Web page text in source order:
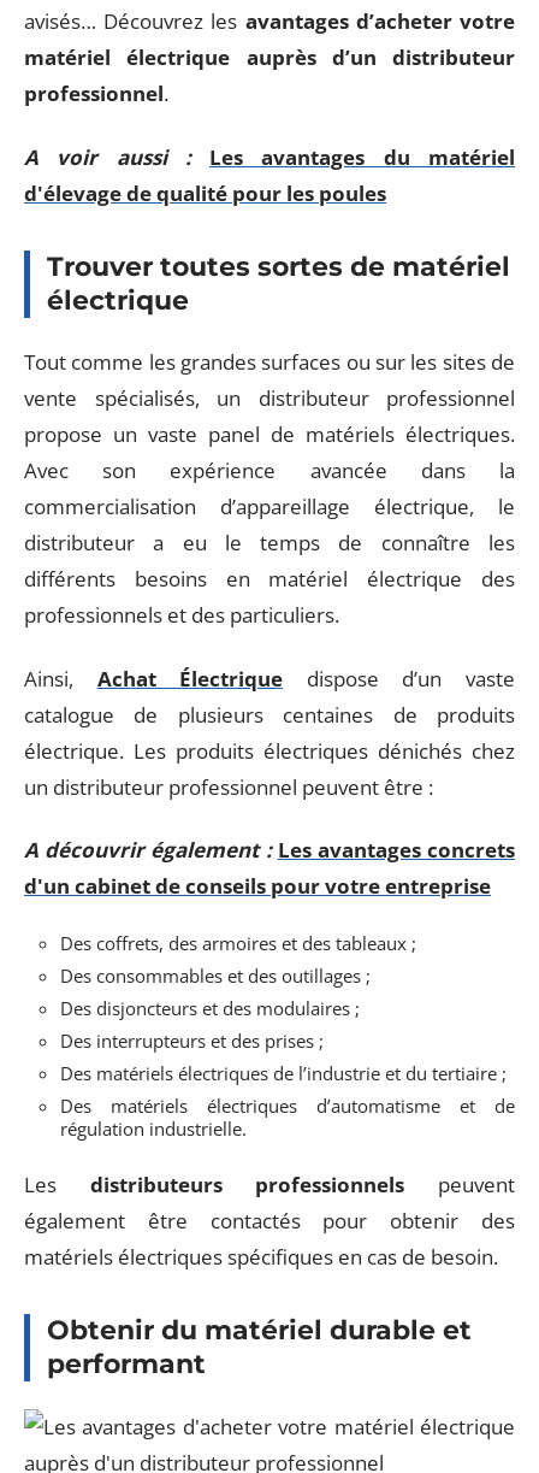
avisés… Découvrez les avantages d’acheter votre
matériel électrique auprès d’un distributeur
professionnel.
A voir aussi :
Les avantages du matériel
d'élevage de qualité pour les poules
Trouver toutes sortes de matériel
électrique
Tout comme les grandes surfaces ou sur les sites de
vente spécialisés, un distributeur professionnel
propose un vaste panel de matériels électriques.
Avec son expérience avancée dans la
commercialisation d’appareillage électrique, le
distributeur a eu le temps de connaître les
différents besoins en matériel électrique des
professionnels et des particuliers.
Ainsi, Achat Électrique dispose d’un vaste
catalogue de plusieurs centaines de produits
électrique. Les produits électriques dénichés chez
un distributeur professionnel peuvent être :
A découvrir également : Les avantages concrets
d'un cabinet de conseils pour votre entreprise
Des coffrets, des armoires et des tableaux ;
Des consommables et des outillages ;
Des disjoncteurs et des modulaires ;
Des interrupteurs et des prises ;
Des matériels électriques de l’industrie et du tertiaire ;
Des matériels électriques d’automatisme et de
régulation industrielle.
Les distributeurs professionnels peuvent
également être contactés pour obtenir des
matériels électriques spécifiques en cas de besoin.
Obtenir du matériel durable et
performant